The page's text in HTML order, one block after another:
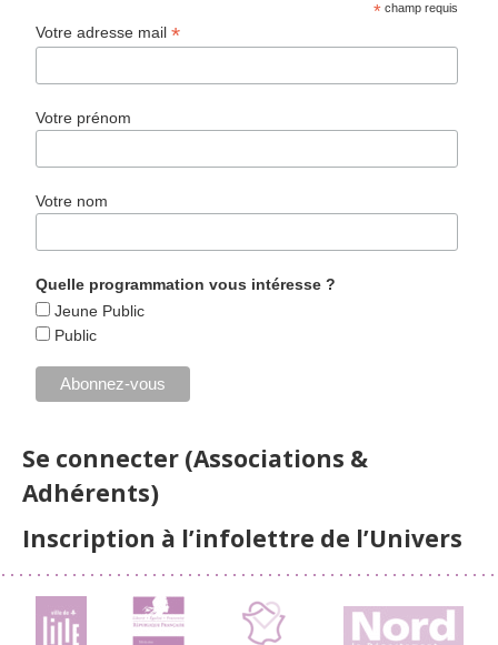
* champ requis
Votre adresse mail*
Votre prénom
Votre nom
Quelle programmation vous intéresse ?
Jeune Public
Public
Se connecter (Associations &
Adhérents)
Inscription à l’infolettre de l’Univers